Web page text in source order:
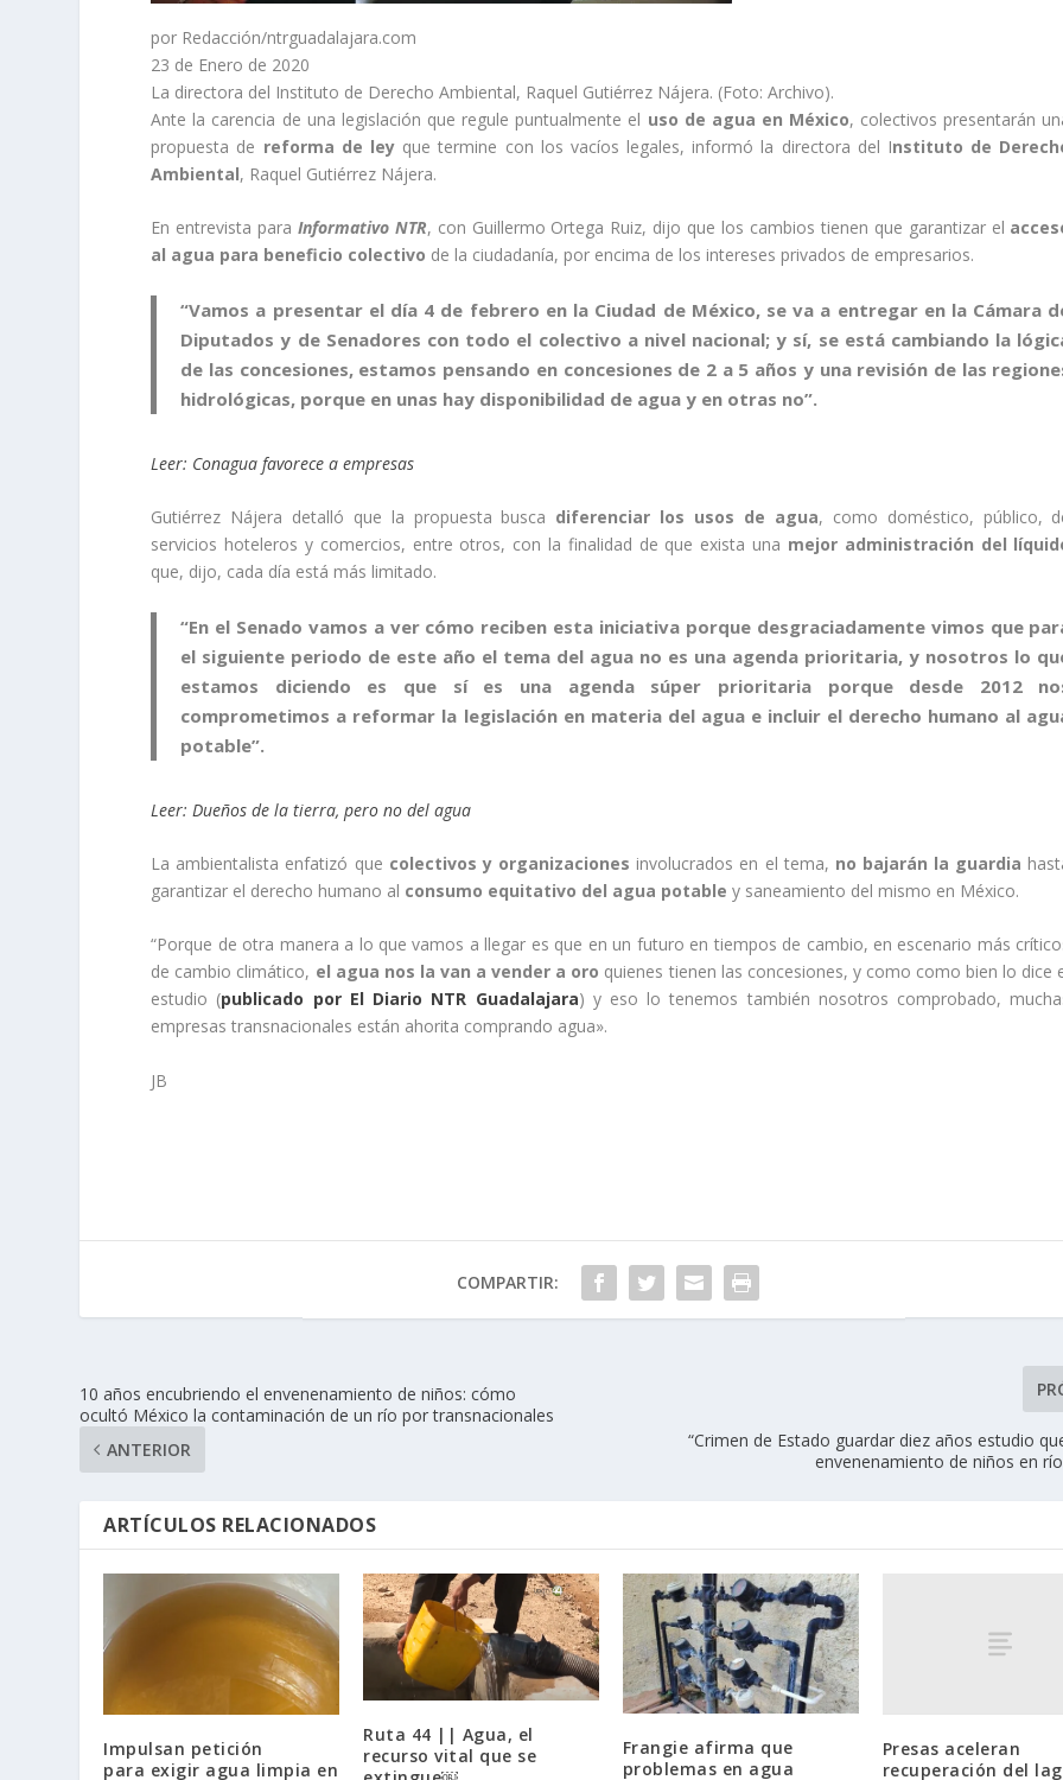
por Redacción/ntrguadalajara.com
23 de Enero de 2020
La directora del Instituto de Derecho Ambiental, Raquel Gutiérrez Nájera. (Foto: Archivo).
Ante la carencia de una legislación que regule puntualmente el uso de agua en México, colectivos presentarán
propuesta de reforma de leyque termine con los vacíos legales, informó la directora del Instituto de
Ambiental, Raquel Gutiérrez Nájera.
En entrevista para Informativo NTR, con Guillermo Ortega Ruiz, dijo que los cambios tienen que garantizar el
al agua para beneficio colectivo de la ciudadanía, por encima de los intereses privados de empresarios.
“Vamos a presentar el día 4 de febrero en la Ciudad de México, se va a entregar en la Cámara
Diputados y de Senadores con todo el colectivo a nivel nacional; y sí, se está cambiando la
de las concesiones, estamos pensando en concesiones de 2 a 5 años y una revisión de las
hidrológicas, porque en unas hay disponibilidad de agua y en otras no”.
Leer: Conagua favorece a empresas ​
Gutiérrez Nájera detalló que la propuesta busca diferenciar los usos de agua, como doméstico, público,
servicios hoteleros y comercios, entre otros, con la finalidad de que exista una mejor administración del
que, dijo, cada día está más limitado.
“En el Senado vamos a ver cómo reciben esta iniciativa porque desgraciadamente vimos que
el siguiente periodo de este año el tema del agua no es una agenda prioritaria, y nosotros lo
estamos diciendo es que sí es una agenda súper prioritaria porque desde 2012
comprometimos a reformar la legislaciónen materia del agua e incluir el derecho humano al
potable”.
Leer: Dueños de la tierra, pero no del agua
La ambientalista enfatizó que colectivos y organizaciones involucrados en el tema, no bajarán la guardia
garantizar el derecho humano al consumo equitativo del agua potable y saneamiento del mismo en México.
“Porque de otra manera a lo que vamos a llegar es que en un futuro en tiempos de cambio, en escenario más
de cambio climático, el agua nos la van a vender a oro quienes tienen las concesiones, y como como bien lo dice
estudio (publicado por El Diario NTR Guadalajara) y eso lo tenemos también nosotros comprobado,
empresas transnacionales están ahorita comprando agua».
JB
COMPARTIR:
10 años encubriendo el envenenamiento de niños: cómo
ocultó México la contaminación de un río por transnacionales
ANTERIOR
“Crimen de Estado guardar diez años estudio
envenenamiento de niños en
ARTÍCULOS RELACIONADOS
Impulsan petición
para exigir agua limpia en
Ruta 44 || Agua, el
recurso vital que se
Frangie afirma que
problemas en agua
Presas aceleran
recuperación del